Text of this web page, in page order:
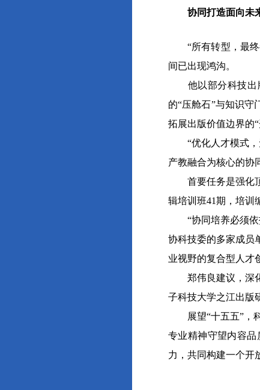
协同打造面向未
“所有转型，最终
间已出现鸿沟。
他以部分科技出版
的“压舱石”与知识守
拓展出版价值边界的“
“优化人才模式，
产教融合为核心的协
首要任务是强化顶
辑培训班41期，培训
“协同培养必须依
协科技委的多家成员
业视野的复合型人才
郑伟良建议，深化
子科技大学之江出版
展望“十五五”，科
专业精神守望内容
力，共同构建一个开